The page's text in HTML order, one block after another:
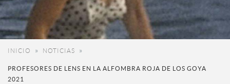
INICIO NOTICIAS
PROFESORES DE LENS EN LA ALFOMBRA ROJA DE LOS GOYA
2021